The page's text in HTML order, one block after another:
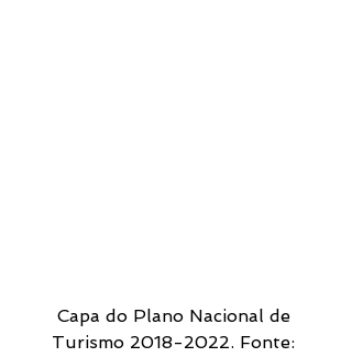
Capa do Plano Nacional de
Turismo 2018-2022. Fonte: